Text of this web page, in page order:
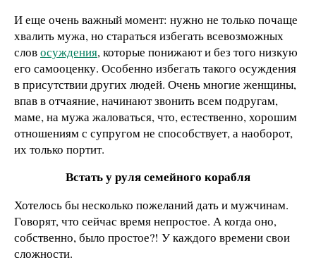
И еще очень важный момент: нужно не только почаще
хвалить мужа, но стараться избегать всевозможных
словосуждения, которые понижают и без того низкую
его самооценку. Особенно избегать такого осуждения
в присутствии других людей. Очень многие женщины,
впав в отчаяние, начинают звонить всем подругам,
маме, на мужа жаловаться, что, естественно, хорошим
отношениям с супругом не способствует, а наоборот,
их только портит.
Встать у руля семейного корабля
Хотелось бы несколько пожеланий дать и мужчинам.
Говорят, что сейчас время непростое. А когда оно,
собственно, было простое?! У каждого времени свои
сложности.